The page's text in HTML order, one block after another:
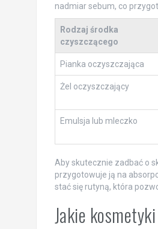
nadmiar sebum, co
Rodzaj środka
czyszczącego
Pianka oczyszczająca
Żel oczyszczający
Emulsja lub mleczko
Aby skutecznie zadbać o
przygotowuje ją na
stać się rutyną, która
Jakie